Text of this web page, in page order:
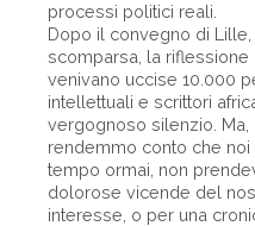
processi politici reali.
Dopo il convegno di
scomparsa, la riflessione
venivano uccise 10.000
intellettuali e scrittori
vergognoso silenzio.
rendemmo conto che noi
tempo ormai, non
dolorose vicende del
interesse, o per una